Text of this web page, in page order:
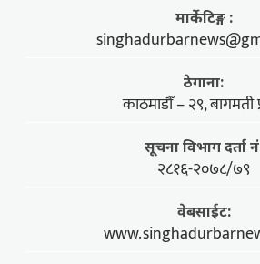
मार्केटिङ्ग :
ठेगाना:
काठमाडौँ – २९, बागमती
सूचना विभाग दर्ता
२८१६-२०७८/७९
वेबसाईट: